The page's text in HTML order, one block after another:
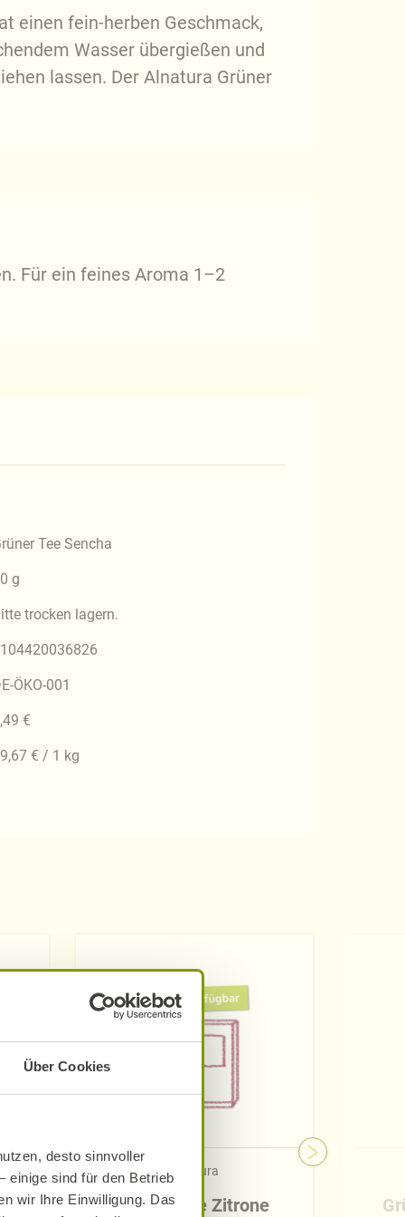
Über Cookies
desto sinnvoller
einige sind für den Betrieb
wir Ihre Einwilligung. Das
einen fein-herben Geschmack,
Wasser übergießen und
lassen. Der Alnatura Grüner
Für ein feines Aroma 1–2
Tee Sencha
g
trocken lagern.
ÖKO-001
€
€ / 1 kg
Alnatura
Grüner Tee Zitrone